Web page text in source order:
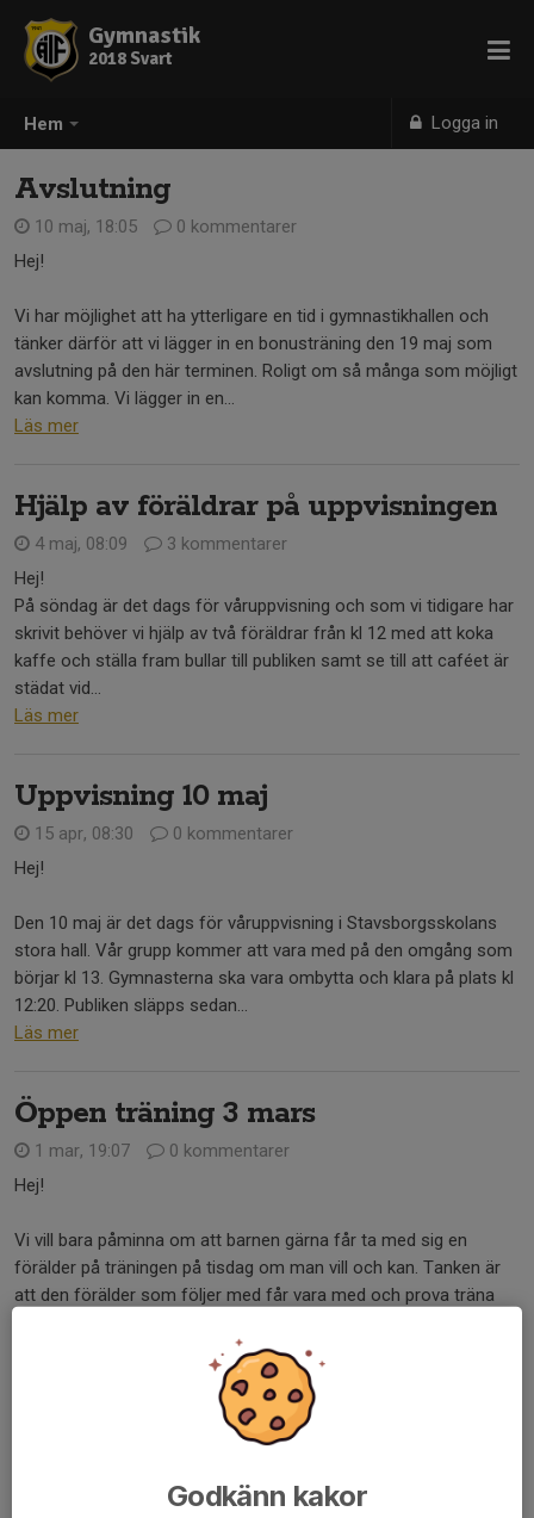
Hem Logga in
Gymnastik
2018 Svart
Avslutning
10 maj, 18:05
0 kommentarer
Hej!
Vi har möjlighet att ha ytterligare en tid i gymnastikhallen och
tänker därför att vi lägger in en bonusträning den 19 maj som
avslutning på den här terminen. Roligt om så många som möjligt
kan komma. Vi lägger in en...
Läs mer
Hjälp av föräldrar på uppvisningen
4 maj, 08:09
3 kommentarer
Hej!
På söndag är det dags för våruppvisning och som vi tidigare har
skrivit behöver vi hjälp av två föräldrar från kl 12 med att koka
kaffe och ställa fram bullar till publiken samt se till att caféet är
städat vid...
Läs mer
Uppvisning 10 maj
15 apr, 08:30
0 kommentarer
Hej!
Den 10 maj är det dags för våruppvisning i Stavsborgsskolans
stora hall. Vår grupp kommer att vara med på den omgång som
börjar kl 13. Gymnasterna ska vara ombytta och klara på plats kl
12:20. Publiken släpps sedan...
Läs mer
Öppen träning 3 mars
1 mar, 19:07
0 kommentarer
Hej!
Vi vill bara påminna om att barnen gärna får ta med sig en
förälder på träningen på tisdag om man vill och kan. Tanken är
att den förälder som följer med får vara med och prova träna
Ny gymnastiktermin!
Nu är vi äntligen igång med en ny gymnastiktermin! Här kommer
Godkänn kakor